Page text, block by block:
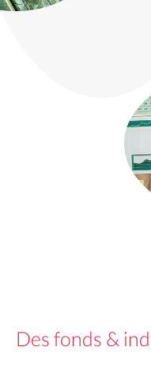
Des fonds &